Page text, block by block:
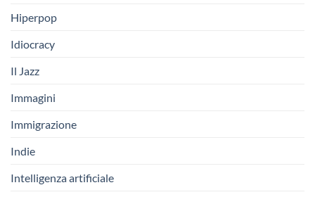
Hiperpop
Idiocracy
Il Jazz
Immagini
Immigrazione
Indie
Intelligenza artificiale